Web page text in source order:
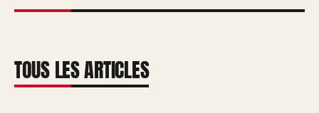
TOUS LES ARTICLES